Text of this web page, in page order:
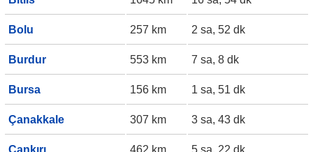
Bolu 257 km 2 sa, 52 dk
Burdur 553 km 7 sa, 8 dk
Bursa 156 km 1 sa, 51 dk
Çanakkale 307 km 3 sa, 43 dk
Çankırı 462 km 5 sa, 22 dk